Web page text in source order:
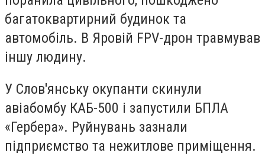
багатоквартирний будинок та
автомобіль. В Яровій FPV-дрон травмував
іншу людину.
У Слов'янську окупанти скинули
авіабомбу КАБ-500 і запустили БПЛА
«Гербера». Руйнувань зазнали
підприємство та нежитлове приміщення.